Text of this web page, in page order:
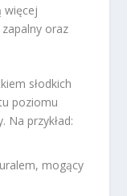
więcej
oraz
słodkich
poziomu
Na przykład:
mogący